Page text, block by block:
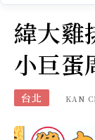
緯大雞
小巨蛋
台北 KAN